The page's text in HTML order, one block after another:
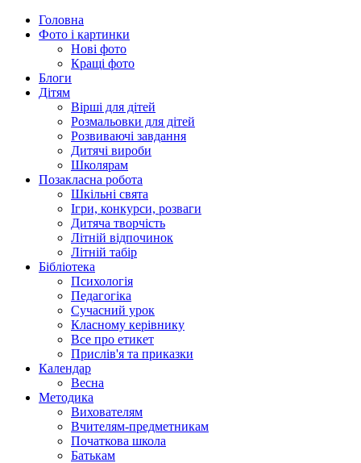
Головна
Фото і картинки
Нові фото
Кращі фото
Блоги
Дітям
Вірші для дітей
Розмальовки для дітей
Розвиваючі завдання
Дитячі вироби
Школярам
Позакласна робота
Шкільні свята
Ігри, конкурси, розваги
Дитяча творчість
Літній відпочинок
Літній табір
Бібліотека
Психологія
Педагогіка
Сучасний урок
Класному керівнику
Все про етикет
Прислів'я та приказки
Календар
Весна
Методика
Вихователям
Вчителям-предметникам
Початкова школа
Батькам